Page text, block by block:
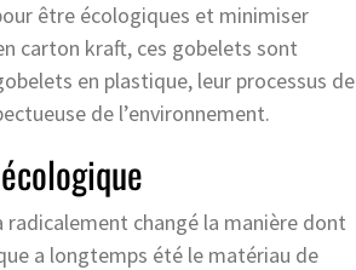
être écologiques et minimiser
carton kraft, ces gobelets sont
en plastique, leur processus de
de l’environnement.
radicalement changé la manière dont
a longtemps été le matériau de